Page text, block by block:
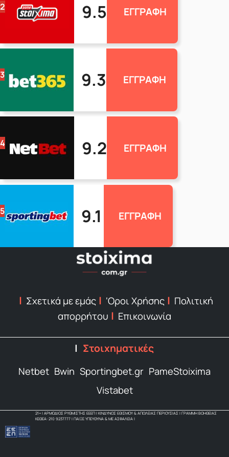
2 9.5 ΕΓΓΡΑΦΗ
3 9.3 ΕΓΓΡΑΦΗ
4 9.2 ΕΓΓΡΑΦΗ
5 9.1 ΕΓΓΡΑΦΗ
Σχετικά με εμάς ‘Οροι Χρήσης
Πολιτική
απορρήτου
Επικοινωνία
Στοιχηματικές
Netbet Bwin Sportingbet.gr PameStoixima
Vistabet
21+ | ΑΡΜΟΔΙΟΣ ΡΥΘΜΙΣΤΗΣ ΕΕΕΠ | ΚΙΝΔΥΝΟΣ ΕΘΙΣΜΟΥ & ΑΠΩΛΕΙΑΣ ΠΕΡΙΟΥΣΙΑΣ | ΓΡΑΜΜΗ ΒΟΗΘΕΙΑΣ
ΚΕΘΕΑ: 210 9237777 | ΠΑΙΞΕ ΥΠΕΥΘΥΝΑ & ΜΕ ΑΣΦΑΛΕΙΑ |